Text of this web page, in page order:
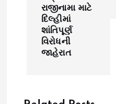
રાજીનામા માટે
દિલ્હીમાં
શાંતિપૂર્ણ
વિરોધની
જાહેરાત